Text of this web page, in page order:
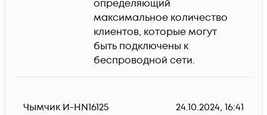
определяющий
максимальное количество
клиентов, которые могут
быть подключены к
беспроводной сети.
Чымчик И-HN16125
24.10.2024, 16:41